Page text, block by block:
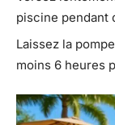
piscine pendant
Laissez la
moins 6 heures